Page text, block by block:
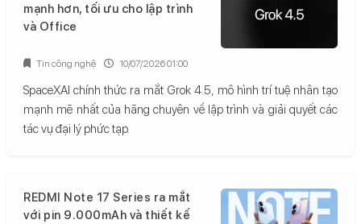
mạnh hơn, tối ưu cho lập trình
và Office
SpaceXAI chính thức ra mắt Grok 4.5, mô hình trí tuệ nhân tạo
mạnh mẽ nhất của hãng chuyên về lập trình và giải quyết các
tác vụ đại lý phức tạp.
Tin công nghệ 10/07/2026 01:00
REDMI Note 17 Series ra mắt
với pin 9.000mAh và thiết kế